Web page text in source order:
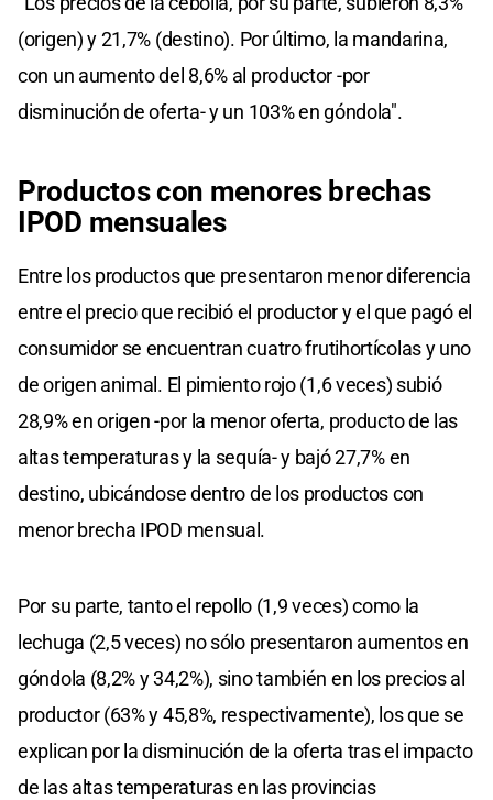
(origen) y 21,7% (destino). Por último, la mandarina,
con un aumento del 8,6% al productor -por
disminución de oferta- y un 103% en góndola".
Productos con menores brechas
IPOD mensuales
Entre los productos que presentaron menor diferencia
entre el precio que recibió el productor y el que pagó el
consumidor se encuentran cuatro frutihortícolas y uno
de origen animal. El pimiento rojo (1,6 veces) subió
28,9% en origen -por la menor oferta, producto de las
altas temperaturas y la sequía- y bajó 27,7% en
destino, ubicándose dentro de los productos con
menor brecha IPOD mensual.
Por su parte, tanto el repollo (1,9 veces) como la
lechuga (2,5 veces) no sólo presentaron aumentos en
góndola (8,2% y 34,2%), sino también en los precios al
productor (63% y 45,8%, respectivamente), los que se
explican por la disminución de la oferta tras el impacto
de las altas temperaturas en las provincias